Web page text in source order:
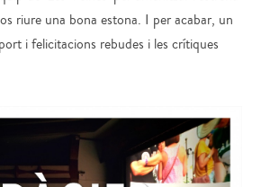
riure una bona estona. I per acabar, un
i felicitacions rebudes i les crítiques